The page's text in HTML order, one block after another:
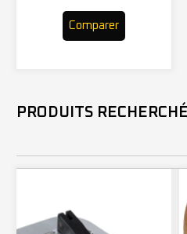
Comparer
PRODUITS